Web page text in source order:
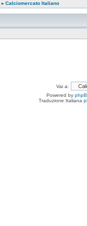
» Calciomercato Italiano
Vai a:
Powered by
Traduzione Italiana